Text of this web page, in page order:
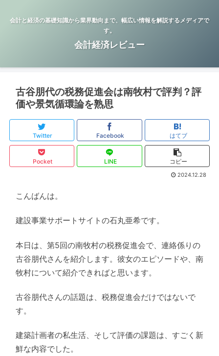
会計と経済の基礎知識から業界動向まで、幅広い情報を解説するメディアで
す。
会計経済レビュー
古谷朋代の税務促進会は南牧村で評判？評
価や景気循環論を熟思
Twitter Facebook はてブ
Pocket LINE コピー
2024.12.28
こんばんは。
建設事業サポートサイトの石丸亜希です。
本日は、第5回の南牧村の税務促進会で、連絡係りの
古谷朋代さんを紹介します。彼女のエピソードや、南
牧村について紹介できればと思います。
古谷朋代さんの話題は、税務促進会だけではないで
す。
建築計画者の私生活、そして評価の課題は、すごく新
鮮な内容でした。